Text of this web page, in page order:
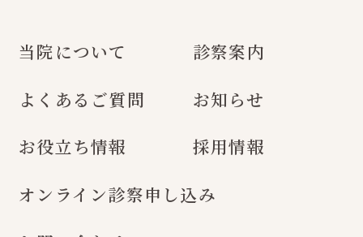
当院について
診察案内
よくあるご質問
お知らせ
お役立ち情報
採用情報
オンライン診察申し込み